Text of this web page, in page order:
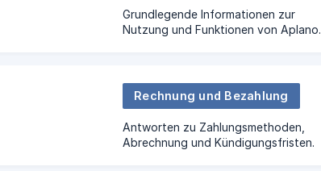
Grundlegende Informationen zur
Nutzung und Funktionen von Aplano.
Rechnung und Bezahlung
Antworten zu Zahlungsmethoden,
Abrechnung und Kündigungsfristen.